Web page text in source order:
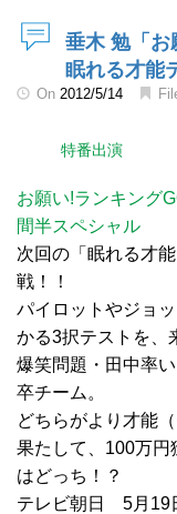
垂木 勉「
眠れる才能
On 2012/5/14
特番出演
お願い!ランキング
間半スペシャル
次回の「眠れる才
戦！！
パイロットやジョ
かる3択テストを、
爆笑問題・田中率
卒チーム。
どちらがより才能
果たして、100万円
はどっち！？
テレビ朝日 5月19